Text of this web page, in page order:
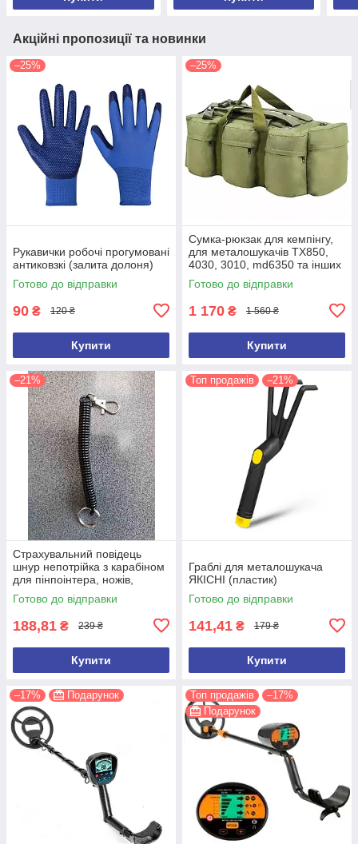
Акційні пропозиції та новинки
–25%
Рукавички робочі прогумовані
антиковзкі (залита долоня)
Готово до відправки
90 ₴ 120 ₴
Купити
–25%
Сумка-рюкзак для кемпінгу,
для металошукачів TX850,
4030, 3010, md6350 та інших
(ємність 100 л)
Готово до відправки
1 170 ₴ 1 560 ₴
Купити
–21%
Страхувальний повідець
шнур непотрійка з карабіном
для пінпоінтера, ножів,
ліхтарів, рацій, ключів
Готово до відправки
188,81 ₴ 239 ₴
Купити
Топ продажів –21%
Граблі для металошукача
ЯКІСНІ (пластик)
Готово до відправки
141,41 ₴ 179 ₴
Купити
–17% Подарунок Топ продажів
–17%
Подарунок